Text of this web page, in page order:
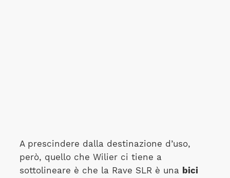
A prescindere dalla destinazione d’uso,
però, quello che Wilier ci tiene a
sottolineare è che la Rave SLR è una bici